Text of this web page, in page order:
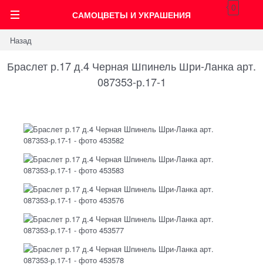
САМОЦВЕТЫ И УКРАШЕНИЯ
0
Назад
Браслет р.17 д.4 Черная Шпинель Шри-Ланка арт.
087353-р.17-1